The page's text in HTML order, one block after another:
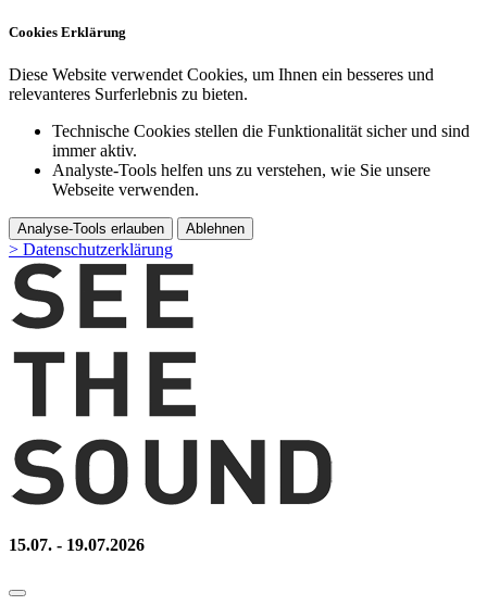
Cookies Erklärung
Diese Website verwendet Cookies, um Ihnen ein besseres und
relevanteres Surferlebnis zu bieten.
Technische Cookies stellen die Funktionalität sicher und sind
immer aktiv.
Analyste-Tools helfen uns zu verstehen, wie Sie unsere
Webseite verwenden.
Analyse-Tools erlauben Ablehnen
> Datenschutzerklärung
15.07. - 19.07.2026